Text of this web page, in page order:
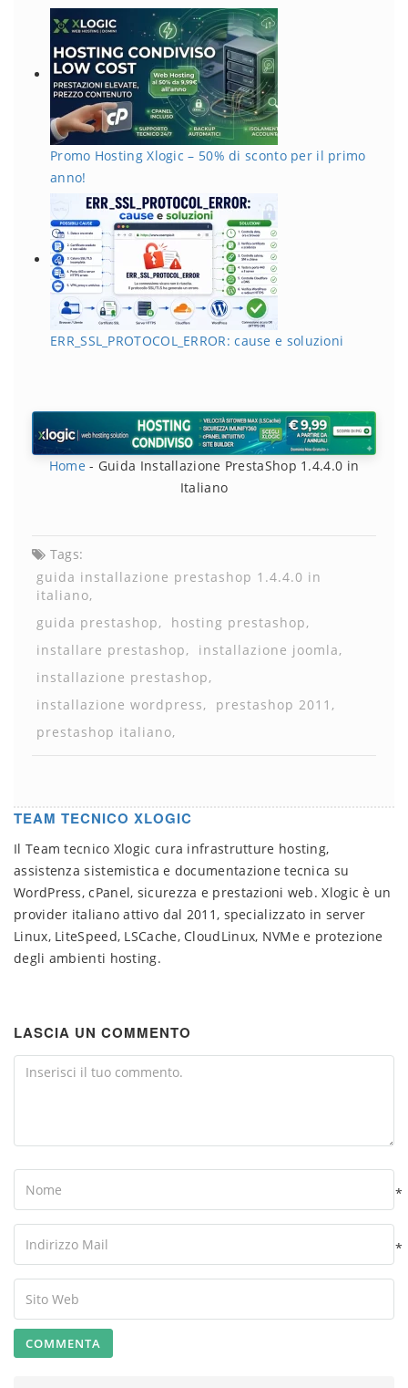
Promo Hosting Xlogic – 50% di sconto per il primo
anno!
ERR_SSL_PROTOCOL_ERROR: cause e soluzioni
Home- Guida Installazione PrestaShop 1.4.4.0 in
Italiano
Tags:
guida installazione prestashop 1.4.4.0 in
italiano
guida prestashop
hosting prestashop
installare prestashop
installazione joomla
installazione prestashop
installazione wordpress
prestashop 2011
prestashop italiano
TEAM TECNICO XLOGIC
Il Team tecnico Xlogic cura infrastrutture hosting,
assistenza sistemistica e documentazione tecnica su
WordPress, cPanel, sicurezza e prestazioni web. Xlogic è un
provider italiano attivo dal 2011, specializzato in server
Linux, LiteSpeed, LSCache, CloudLinux, NVMe e protezione
degli ambienti hosting.
LASCIA UN COMMENTO
Comment
*
Your
Email
*
Your
Website